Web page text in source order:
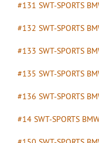
#131 SWT-SPORTS
#132 SWT-SPORTS
#133 SWT-SPORTS
#135 SWT-SPORTS
#136 SWT-SPORTS
#14 SWT-SPORTS